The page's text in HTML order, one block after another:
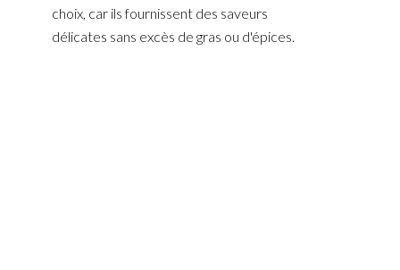
choix, car ils fournissent des saveurs
délicates sans excès de gras ou d'épices.